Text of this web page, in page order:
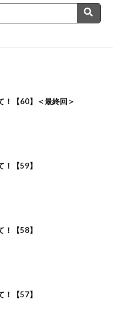
！【60】＜最終回＞
！【59】
！【58】
！【57】